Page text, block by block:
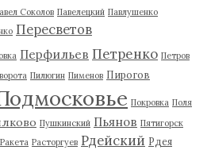
Соколов Павелецкий Павлушенко
Пересветов
Перфильев Петренко Петров
Пилюгин Пименов Пирогов
Покровка Поля
Пушкинский Пьянов Пятигорск
Ракета Расторгуев Рдейский Рдея